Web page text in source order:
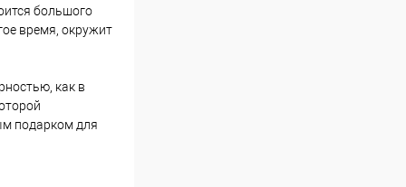
большого
время, окружит
как в
подарком для